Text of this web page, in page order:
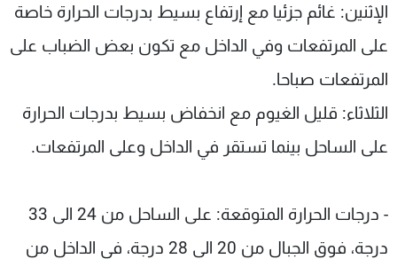
الإثنين: غائم جزئيا مع إرتفاع بسيط بدرجات الحرارة خاصة
على المرتفعات وفي الداخل مع تكون بعض الضباب على
المرتفعات صباحا.
الثلاثاء: قليل الغيوم مع انخفاض بسيط بدرجات الحرارة
على الساحل بينما تستقر في الداخل وعلى المرتفعات.
- درجات الحرارة المتوقعة: على الساحل من 24 الى 33
درجة، فوق الجبال من 20 الى 28 درجة، في الداخل من